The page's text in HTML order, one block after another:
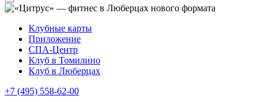
Клубные карты
Приложение
СПА-Центр
Клуб в Томилино
Клуб в Люберцах
+7 (495) 558-62-00